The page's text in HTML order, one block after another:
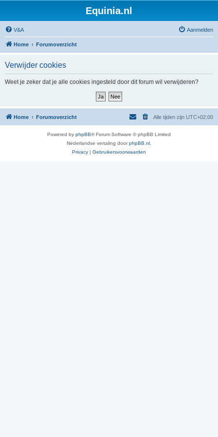
Equinia.nl
V&A Aanmelden
Home Forumoverzicht
Verwijder cookies
Weet je zeker dat je alle cookies ingesteld door dit forum wil verwijderen?
Home Forumoverzicht Alle tijden zijn UTC+02:00
Powered by phpBB® Forum Software © phpBB Limited
Nederlandse vertaling doorphpBB.nl
Privacy | Gebruikersvoorwaarden